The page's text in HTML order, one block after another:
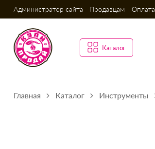
Администратор сайта Продавцам Оплата
Каталог
Главная Каталог Инструменты